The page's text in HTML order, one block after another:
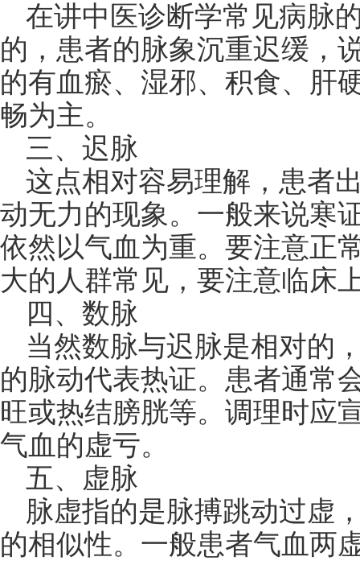
在讲中医诊断学常见病脉
的，患者的脉象沉重迟缓，
的有血瘀、湿邪、积食、肝
畅为主。
三、迟脉
这点相对容易理解，患者
动无力的现象。一般来说寒
依然以气血为重。要注意正
大的人群常见，要注意临床
四、数脉
当然数脉与迟脉是相对的
的脉动代表热证。患者通常
旺或热结膀胱等。调理时应
气血的虚亏。
五、虚脉
脉虚指的是脉搏跳动过虚
的相似性。一般患者气血两